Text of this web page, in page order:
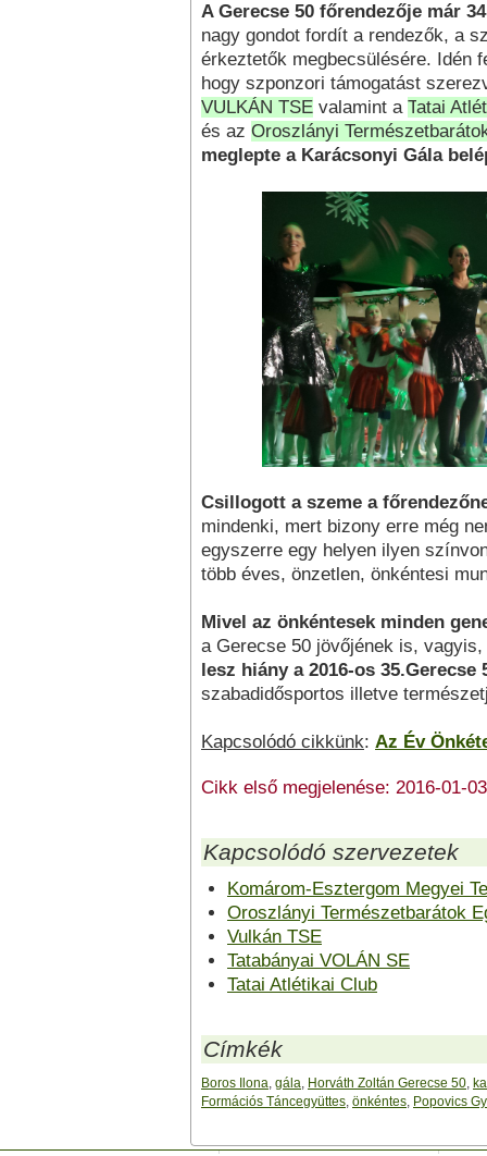
A Gerecse 50 főrendezője már
nagy gondot fordít a rendezők, a
érkeztetők megbecsülésére. Idén
hogy szponzori támogatást
VULKÁN TSE valamint a Tatai
és az Oroszlányi
meglepte a Karácsonyi Gála
Csillogott a szeme a
mindenki, mert bizony erre még
egyszerre egy helyen ilyen
több éves, önzetlen, önkéntesi
Mivel az önkéntesek minden
a Gerecse 50 jövőjének is,
lesz hiány a 2016-os 35.Gerecse
szabadidősportos illetve
Kapcsolódó cikkünk: Az Év
Cikk első megjelenése: 2016-01-
Kapcsolódó szervezetek
Komárom-Esztergom Megyei
Oroszlányi Természetbarátok
Vulkán TSE
Tatabányai VOLÁN SE
Tatai Atlétikai Club
Címkék
Boros Ilona, gála, Horváth Zoltán Gerecse 50,
Formációs Táncegyüttes, önkéntes, Popovics